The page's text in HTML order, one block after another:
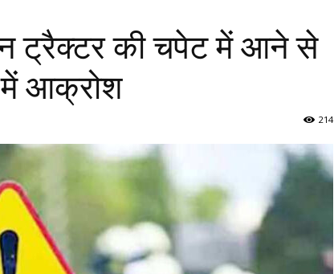
ट्रैक्टर की चपेट में आने से
में आक्रोश
214